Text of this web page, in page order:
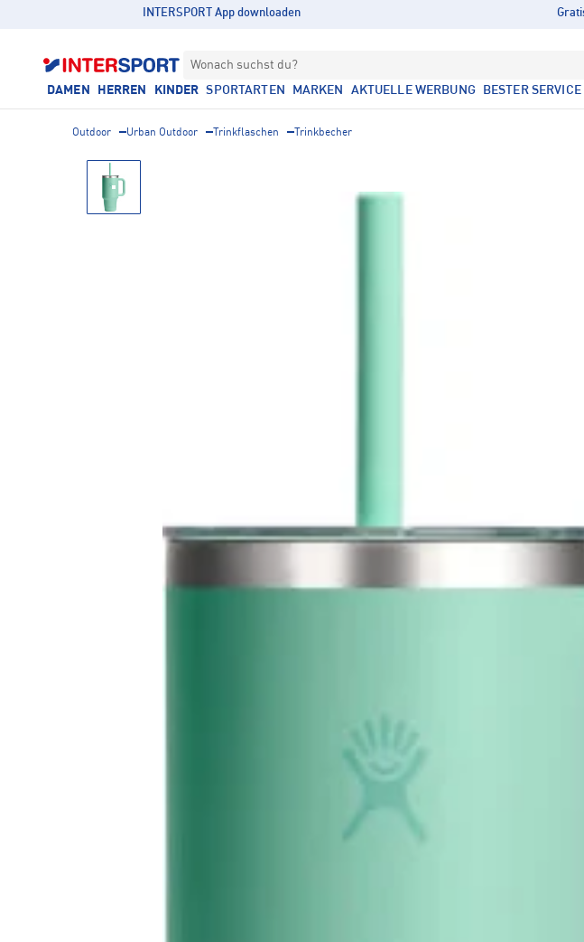
INTERSPORT App downloaden
Wonach suchst du?
DAMEN HERREN KINDER SPORTARTEN MARKEN AKTUELLE WERBUNG BESTER SERVICE
Outdoor Urban Outdoor Trinkflaschen Trinkbecher